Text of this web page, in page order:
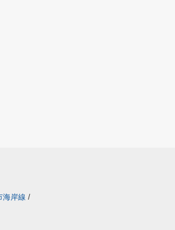
海岸線 /